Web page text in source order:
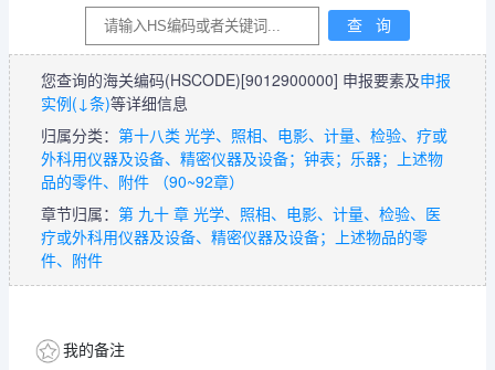
您查询的海关编码(HSCODE)[9012900000] 申报要素及申报
实例(↓条)等详细信息
归属分类： 第十八类 光学、照相、电影、计量、检验、疗或
外科用仪器及设备、精密仪器及设备；钟表；乐器；上述物
品的零件、附件 （90~92章）
章节归属： 第 九十 章 光学、照相、电影、计量、检验、医
疗或外科用仪器及设备、精密仪器及设备；上述物品的零
件、附件
我的备注